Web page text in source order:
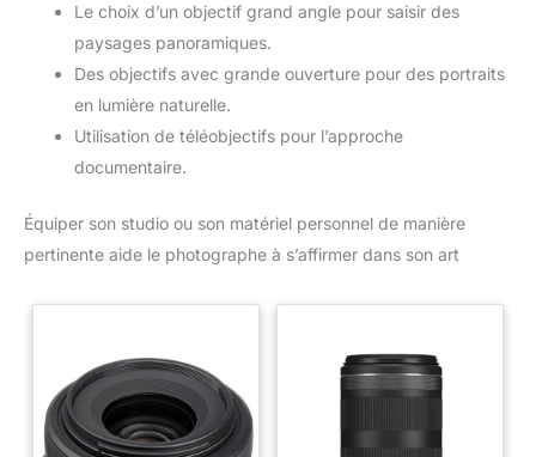
Le choix d’un objectif grand angle pour saisir des
paysages panoramiques.
Des objectifs avec grande ouverture pour des portraits
en lumière naturelle.
Utilisation de téléobjectifs pour l’approche
documentaire.
Équiper son studio ou son matériel personnel de manière
pertinente aide le photographe à s’affirmer dans son art